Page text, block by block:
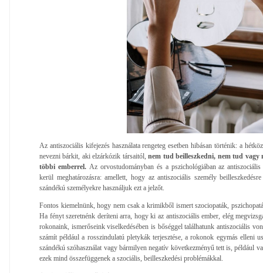
Az antiszociális kifejezés használata rengeteg esetben hibásan történik: a
nevezni bárkit, aki elzárkózik társaitól,nem tud beilleszkedni, nem tud vagy
többi emberrel. Az orvostudományban és a pszichológiában az
kerül meghatározásra: amellett, hogy az antiszociális személy
szándékú személyekre használjuk ezt a jelzőt.
Fontos kiemelnünk, hogy nem csak a krimikből ismert szociopaták,
Ha fényt szeretnénk deríteni arra, hogy ki az antiszociális ember, elég
rokonaink, ismerőseink viselkedésében is bőséggel találhatunk antiszociális
számít például a rosszindulatú pletykák terjesztése, a rokonok egymás elleni
szándékú szóhasználat vagy bármilyen negatív következményű tett is, például
ezek mind összefüggenek a szociális, beilleszkedési problémákkal.